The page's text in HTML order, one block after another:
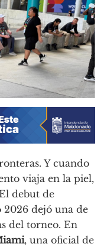
Y cuando
viaja en la piel,
debut de
dejó una de
del torneo. En
, una oficial de